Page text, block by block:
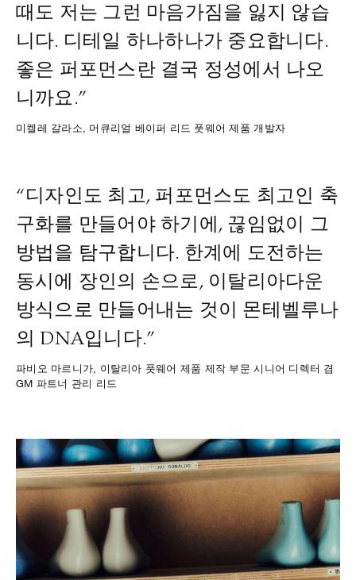
때도 저는 그런 마음가짐을 잃지 않습
니다. 디테일 하나하나가 중요합니다.
좋은 퍼포먼스란 결국 정성에서 나오
니까요.”
미켈레 갈라소, 머큐리얼 베이퍼 리드 풋웨어 제품 개발자
“디자인도 최고, 퍼포먼스도 최고인 축
구화를 만들어야 하기에, 끊임없이 그
방법을 탐구합니다. 한계에 도전하는
동시에 장인의 손으로, 이탈리아다운
방식으로 만들어내는 것이 몬테벨루나
의 DNA입니다.”
파비오 마르니가, 이탈리아 풋웨어 제품 제작 부문 시니어 디렉터 겸
GM 파트너 관리 리드